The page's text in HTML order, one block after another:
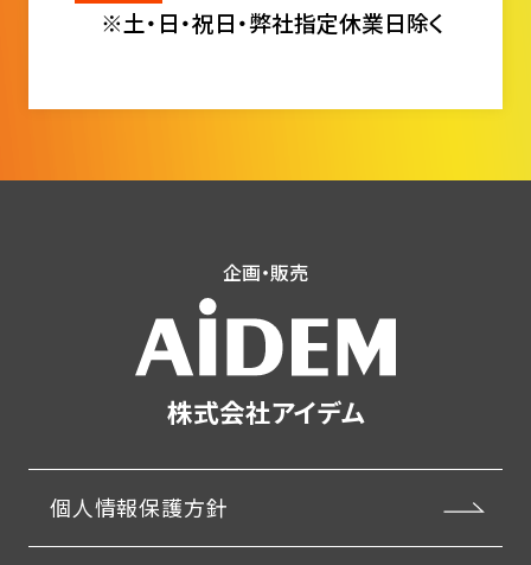
※土・日・祝日・弊社指定休業日除く
企画・販売
株式会社アイデム
個人情報保護方針